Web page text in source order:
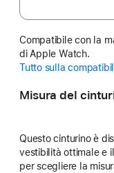
Compatibile con la
di Apple Watch.
Tutto sulla
Misura del
Questo cinturino è
vestibilità ottimale e
per scegliere la